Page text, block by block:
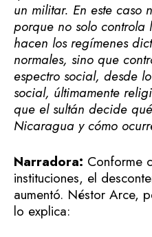
un militar. En este caso
porque no solo
hacen los regímenes
normales, sino que
espectro social, desde
social, últimamente
que el sultán decide
Nicaragua y cómo
Narradora: Conforme
instituciones, el
aumentó. Néstor Arce,
lo explica: